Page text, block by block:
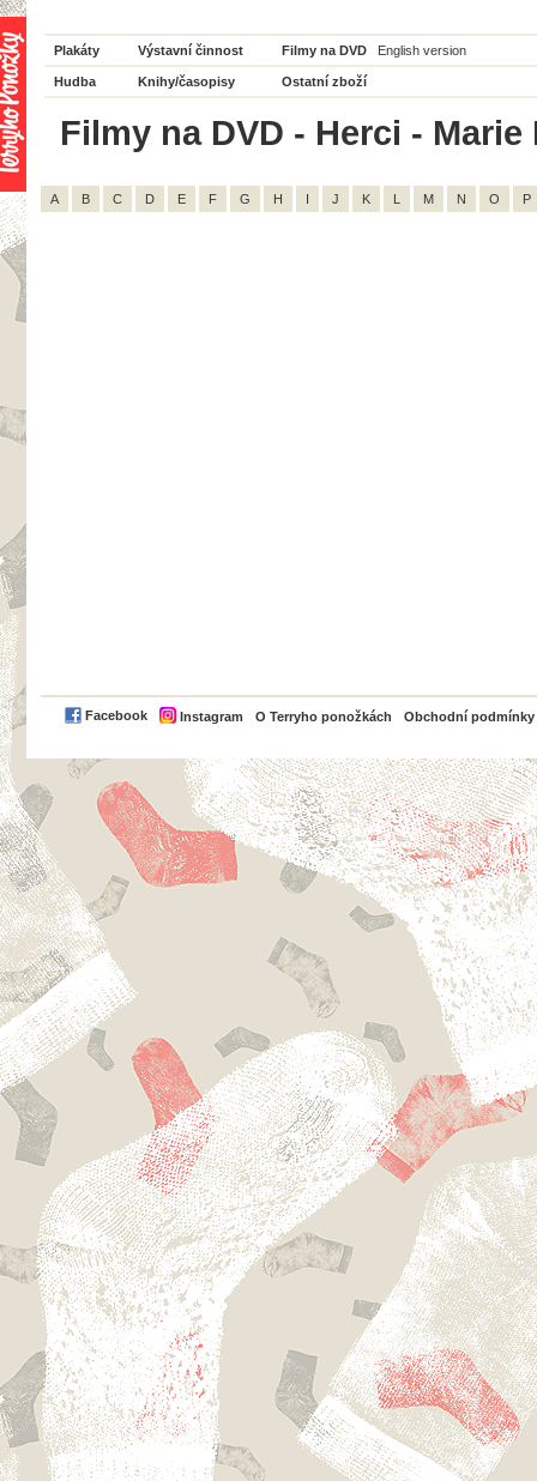
Plakáty Výstavní činnost Filmy na DVD English version
Hudba Knihy/časopisy Ostatní zboží
Filmy na DVD - Herci -
A B C D E F G H I J K L M N O P
Facebook Instagram O Terryho ponožkách Obchodní podmínky
PayPal